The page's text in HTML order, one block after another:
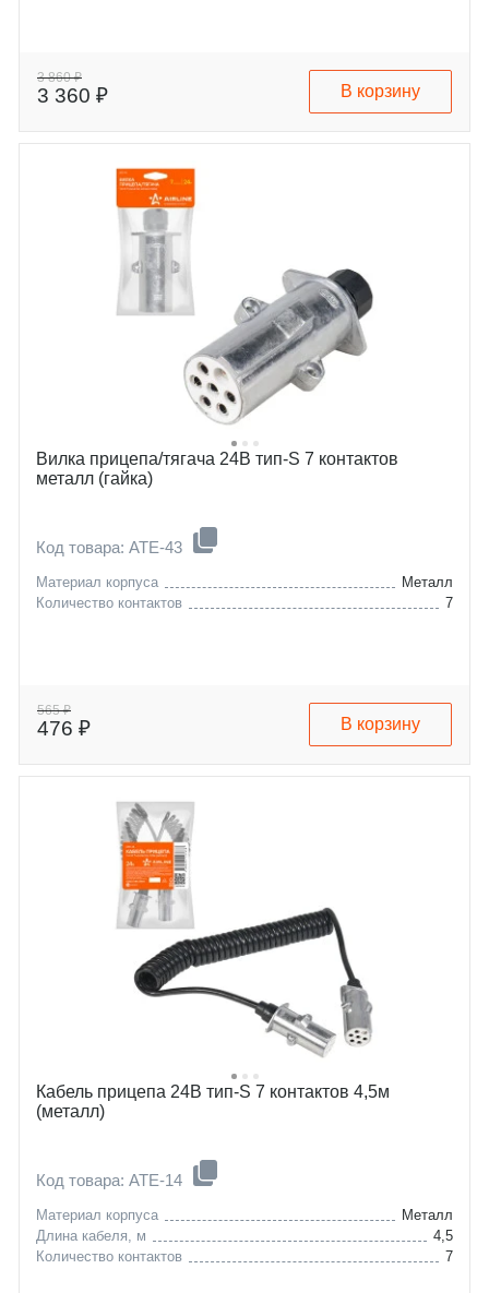
3 860 ₽
3 360 ₽ В корзину
Вилка прицепа/тягача 24В тип-S 7 контактов
металл (гайка)
Код товара: ATE-43
Материал корпуса
Металл
Количество контактов
7
565 ₽
476 ₽ В корзину
Кабель прицепа 24В тип-S 7 контактов 4,5м
(металл)
Код товара: ATE-14
Материал корпуса
Металл
Длина кабеля, м
4,5
Количество контактов
7